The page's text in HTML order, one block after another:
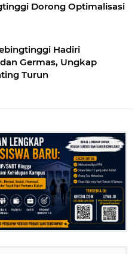
Dorong Optimalisasi
Hadiri
Germas, Ungkap
Turun